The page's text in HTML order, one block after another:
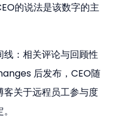
的说法是该数字的主
：相关评论与回顾性
后发布，CEO随
关于远程员工参与度